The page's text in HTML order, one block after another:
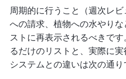
周期的に行うこと（週次レ
への請求、植物への水やりな
ストに再表示されるべきで
るだけのリストと、実際に
システムとの違いは次の通り